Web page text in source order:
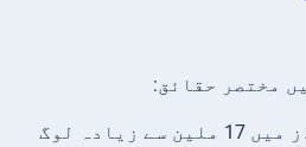
مختصر حقائق:
: نیدرلینڈز میں 17 ملین سے زیادہ لوگ